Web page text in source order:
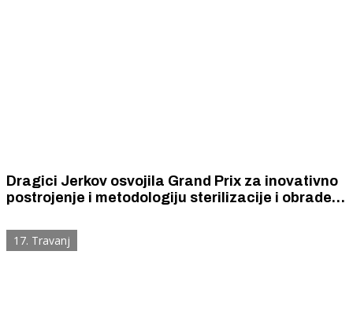
Dragici Jerkov osvojila Grand Prix za inovativno
postrojenje i metodologiju sterilizacije i obrade
17. Travanj